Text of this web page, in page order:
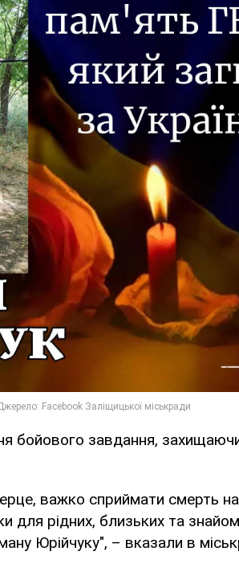
бойового завдання,
важко сприймати смерть
для рідних, близьких та
Юрійчуку", – вказали в